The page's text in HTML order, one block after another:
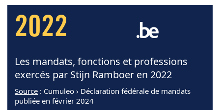
2022
Les mandats, fonctions et professions
exercés par Stijn Ramboer en 2022
Source : Cumuleo › Déclaration fédérale de mandats
publiée en février 2024